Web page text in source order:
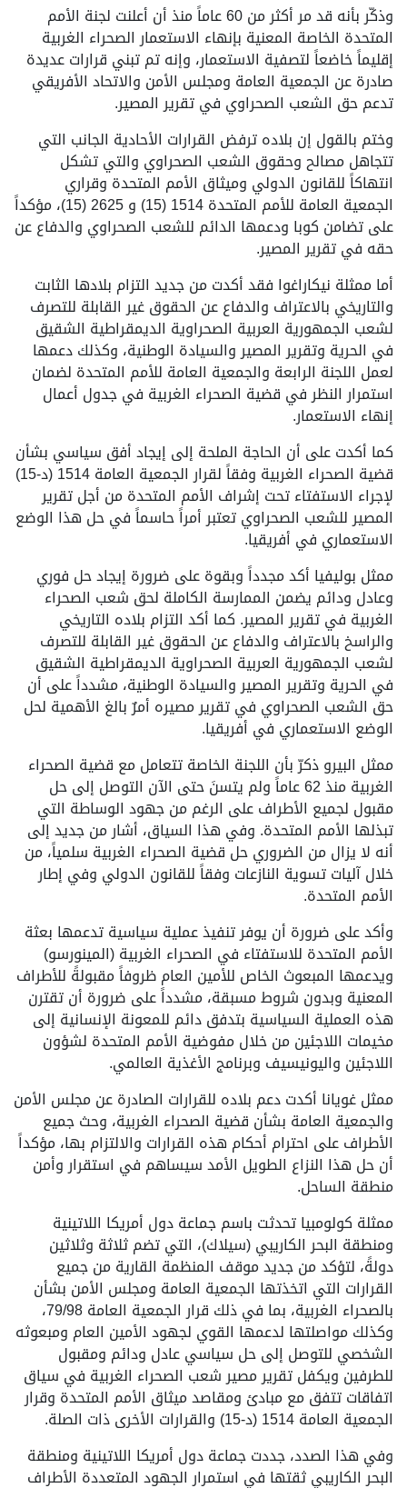
وذكّر بأنه قد مر أكثر من 60 عاماً منذ أن أعلنت لجنة الأمم
المتحدة الخاصة المعنية بإنهاء الاستعمار الصحراء الغربية
إقليماً خاضعاً لتصفية الاستعمار، وإنه تم تبني قرارات عديدة
صادرة عن الجمعية العامة ومجلس الأمن والاتحاد الأفريقي
تدعم حق الشعب الصحراوي في تقرير المصير.
وختم بالقول إن بلاده ترفض القرارات الأحادية الجانب التي
تتجاهل مصالح وحقوق الشعب الصحراوي والتي تشكل
انتهاكاً للقانون الدولي وميثاق الأمم المتحدة وقراري
الجمعية العامة للأمم المتحدة 1514 (15) و 2625 (15)، مؤكداً
على تضامن كوبا ودعمها الدائم للشعب الصحراوي والدفاع عن
حقه في تقرير المصير.
أما ممثلة نيكاراغوا فقد أكدت من جديد التزام بلادها الثابت
والتاريخي بالاعتراف والدفاع عن الحقوق غير القابلة للتصرف
لشعب الجمهورية العربية الصحراوية الديمقراطية الشقيق
في الحرية وتقرير المصير والسيادة الوطنية، وكذلك دعمها
لعمل اللجنة الرابعة والجمعية العامة للأمم المتحدة لضمان
استمرار النظر في قضية الصحراء الغربية في جدول أعمال
إنهاء الاستعمار.
كما أكدت على أن الحاجة الملحة إلى إيجاد أفق سياسي بشأن
قضية الصحراء الغربية وفقاً لقرار الجمعية العامة 1514 (د-15)
لإجراء الاستفتاء تحت إشراف الأمم المتحدة من أجل تقرير
المصير للشعب الصحراوي تعتبر أمراً حاسماً في حل هذا الوضع
الاستعماري في أفريقيا.
ممثل بوليفيا أكد مجدداً وبقوة على ضرورة إيجاد حل فوري
وعادل ودائم يضمن الممارسة الكاملة لحق شعب الصحراء
الغربية في تقرير المصير. كما أكد التزام بلاده التاريخي
والراسخ بالاعتراف والدفاع عن الحقوق غير القابلة للتصرف
لشعب الجمهورية العربية الصحراوية الديمقراطية الشقيق
في الحرية وتقرير المصير والسيادة الوطنية، مشدداً على أن
حق الشعب الصحراوي في تقرير مصيره أمرٌ بالغ الأهمية لحل
الوضع الاستعماري في أفريقيا.
ممثل البيرو ذكرّ بأن اللجنة الخاصة تتعامل مع قضية الصحراء
الغربية منذ 62 عاماً ولم يتسنَ حتى الآن التوصل إلى حل
مقبول لجميع الأطراف على الرغم من جهود الوساطة التي
تبذلها الأمم المتحدة. وفي هذا السياق، أشار من جديد إلى
أنه لا يزال من الضروري حل قضية الصحراء الغربية سلمياً، من
خلال آليات تسوية النازعات وفقاً للقانون الدولي وفي إطار
الأمم المتحدة.
وأكد على ضرورة أن يوفر تنفيذ عملية سياسية تدعمها بعثة
الأمم المتحدة للاستفتاء في الصحراء الغربية (المينورسو)
ويدعمها المبعوث الخاص للأمين العام ظروفاً مقبولةً للأطراف
المعنية وبدون شروط مسبقة، مشدداً على ضرورة أن تقترن
هذه العملية السياسية بتدفق دائم للمعونة الإنسانية إلى
مخيمات اللاجئين من خلال مفوضية الأمم المتحدة لشؤون
اللاجئين واليونيسيف وبرنامج الأغذية العالمي.
ممثل غويانا أكدت دعم بلاده للقرارات الصادرة عن مجلس الأمن
والجمعية العامة بشأن قضية الصحراء الغربية، وحث جميع
الأطراف على احترام أحكام هذه القرارات والالتزام بها، مؤكداً
أن حل هذا النزاع الطويل الأمد سيساهم في استقرار وأمن
منطقة الساحل.
ممثلة كولومبيا تحدثت باسم جماعة دول أمريكا اللاتينية
ومنطقة البحر الكاريبي (سيلاك)، التي تضم ثلاثة وثلاثين
دولةً، لتؤكد من جديد موقف المنظمة القارية من جميع
القرارات التي اتخذتها الجمعية العامة ومجلس الأمن بشأن
بالصحراء الغربية، بما في ذلك قرار الجمعية العامة 79/98،
وكذلك مواصلتها لدعمها القوي لجهود الأمين العام ومبعوثه
الشخصي للتوصل إلى حل سياسي عادل ودائم ومقبول
للطرفين ويكفل تقرير مصير شعب الصحراء الغربية في سياق
اتفاقات تتفق مع مبادئ ومقاصد ميثاق الأمم المتحدة وقرار
الجمعية العامة 1514 (د-15) والقرارات الأخرى ذات الصلة.
وفي هذا الصدد، جددت جماعة دول أمريكا اللاتينية ومنطقة
البحر الكاريبي ثقتها في استمرار الجهود المتعددة الأطراف